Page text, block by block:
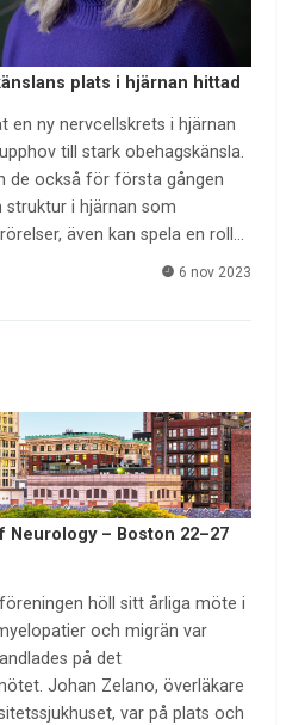
plats i hjärnan hittad
en ny nervcellskrets i hjärnan
till stark obehagskänsla.
de också för första gången
struktur i hjärnan som
även kan spela en roll…
6 nov 2023
Neurology – Boston 22–27
höll sitt årliga möte i
och migrän var
på det
Johan Zelano, överläkare
var på plats och